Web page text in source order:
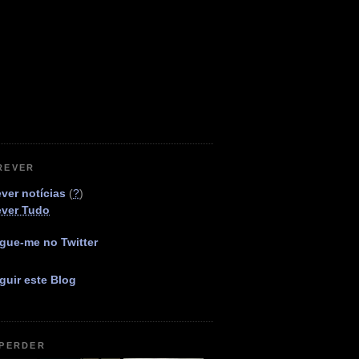
notícias (?)
Tudo
me no Twitter
este Blog